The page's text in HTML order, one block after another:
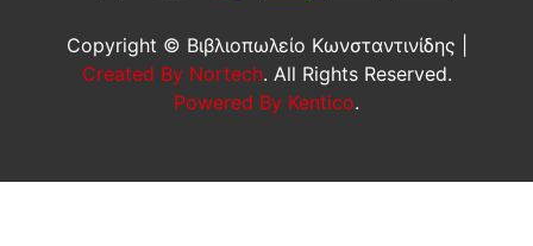
Copyright © Βιβλιοπωλείο Κωνσταντινίδης |
Created By Nortech. All Rights Reserved.
Powered By Kentico.